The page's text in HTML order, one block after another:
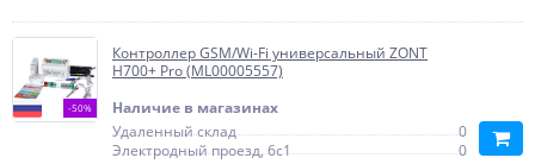
-50%
Контроллер GSM/Wi-Fi универсальный ZONT
H700+ Pro (ML00005557)
Наличие в магазинах
Удаленный склад
0
Электродный проезд, 6с1
0